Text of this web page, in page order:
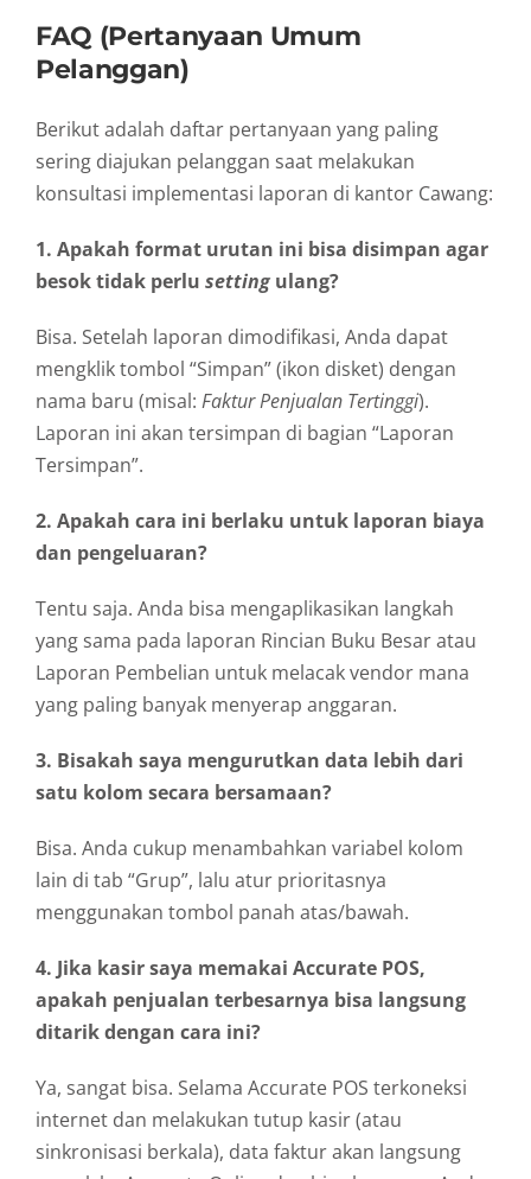
FAQ (Pertanyaan Umum
Pelanggan)
Berikut adalah daftar pertanyaan yang paling
sering diajukan pelanggan saat melakukan
konsultasi implementasi laporan di kantor Cawang:
1. Apakah format urutan ini bisa disimpan agar
besok tidak perlu settingulang?
Bisa. Setelah laporan dimodifikasi, Anda dapat
mengklik tombol “Simpan” (ikon disket) dengan
nama baru (misal: Faktur Penjualan Tertinggi).
Laporan ini akan tersimpan di bagian “Laporan
Tersimpan”.
2. Apakah cara ini berlaku untuk laporan biaya
dan pengeluaran?
Tentu saja. Anda bisa mengaplikasikan langkah
yang sama pada laporan Rincian Buku Besar atau
Laporan Pembelian untuk melacak vendor mana
yang paling banyak menyerap anggaran.
3. Bisakah saya mengurutkan data lebih dari
satu kolom secara bersamaan?
Bisa. Anda cukup menambahkan variabel kolom
lain di tab “Grup”, lalu atur prioritasnya
menggunakan tombol panah atas/bawah.
4. Jika kasir saya memakai Accurate POS,
apakah penjualan terbesarnya bisa langsung
ditarik dengan cara ini?
Ya, sangat bisa. Selama Accurate POS terkoneksi
internet dan melakukan tutup kasir (atau
sinkronisasi berkala), data faktur akan langsung